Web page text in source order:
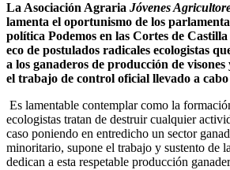
La Asociación Agraria Jóvenes
lamenta el oportunismo de los
política Podemos en las Cortes de
eco de postulados radicales ecologistas
a los ganaderos de producción de
el trabajo de control oficial llevado a
Es lamentable contemplar como la
ecologistas tratan de destruir cualquier
caso poniendo en entredicho un sector
minoritario, supone el trabajo y sustento de
dedican a esta respetable producción